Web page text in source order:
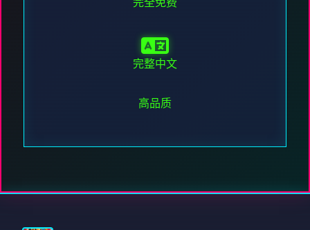
完全免费
完整中文
高品质